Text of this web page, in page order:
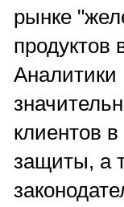
рынке
продуктов
Аналитики
клиентов
защиты, а